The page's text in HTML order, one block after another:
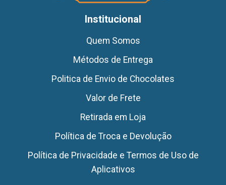
Institucional
Quem Somos
Métodos de Entrega
Politica de Envio de Chocolates
Valor de Frete
Retirada em Loja
Política de Troca e Devolução
Política de Privacidade e Termos de Uso de
Aplicativos